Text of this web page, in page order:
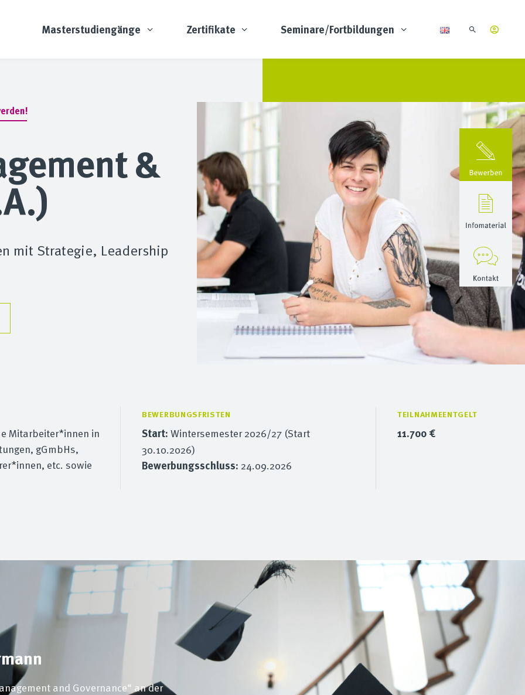
Masterstudiengänge Zertifikate Seminare/Fortbildungen
&
mit Strategie, Leadership
Mitarbeiter*innen in
gGmbHs,
etc. sowie
BEWERBUNGSFRISTEN
Start: Wintersemester 2026/27 (Start
30.10.2026)
Bewerbungsschluss: 24.09.2026
TEILNAHMEENTGELT
11.700 €
and Governance“ an der
Gemma Russo-Bierke
"Die Entscheidung, mit Ende 30, zwei kleinen